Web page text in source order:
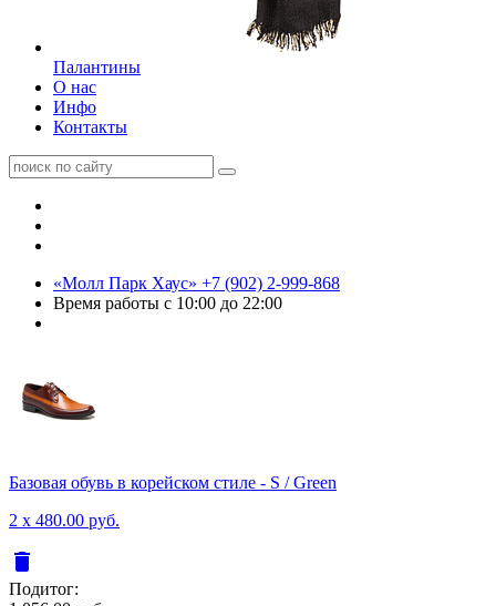
Палантины
О нас
Инфо
Контакты
«Молл Парк Хаус» +7 (902) 2-999-868
Время работы с 10:00 до 22:00
Базовая обувь в корейском стиле - S / Green
2 x 480.00 руб.
delete
Подитог: